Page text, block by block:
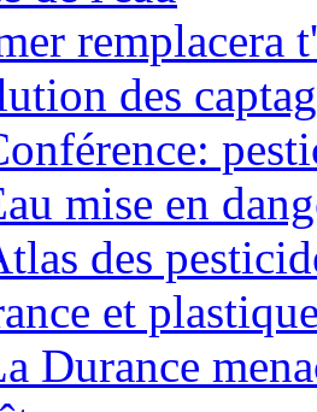
remplacera
des
mise en
des
et
Durance